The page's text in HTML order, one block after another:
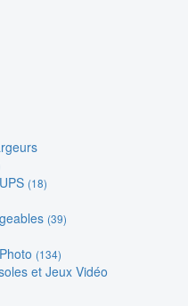
(18)
(39)
(134)
et Jeux Vidéo